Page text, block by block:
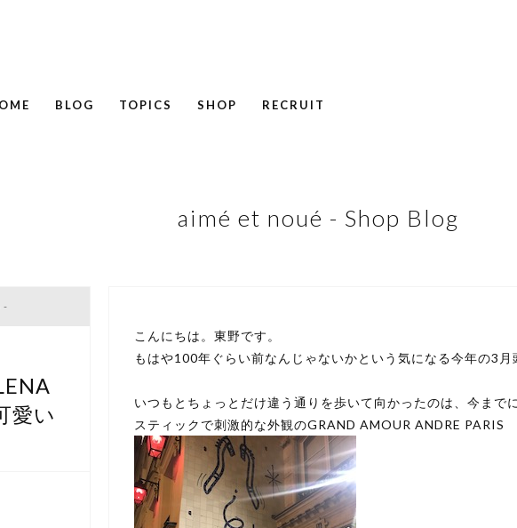
BLOG
TOPICS
SHOP RECRUIT
aimé et noué - Shop Blog
-
愛い
こんにちは。東野です。
もはや100年ぐらい前なんじゃないかという気になる今年の3
いつもとちょっとだけ違う通りを歩いて向かったのは、今まで
スティックで刺激的な外観のGRAND AMOUR ANDRE PARIS